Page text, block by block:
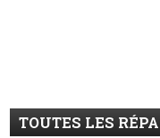
TOUTES LES